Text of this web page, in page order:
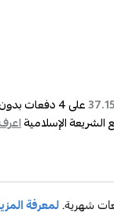
37.15على4دفعات
الإسلامية